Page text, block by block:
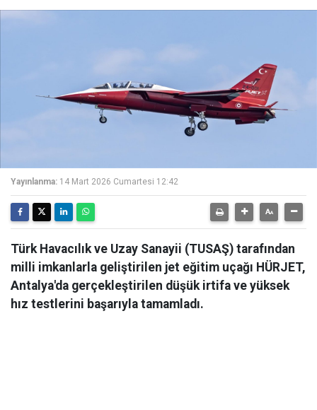
Yayınlanma: 14 Mart 2026 Cumartesi 12:42
Türk Havacılık ve Uzay Sanayii (TUSAŞ) tarafından
milli imkanlarla geliştirilen jet eğitim uçağı HÜRJET,
Antalya'da gerçekleştirilen düşük irtifa ve yüksek
hız testlerini başarıyla tamamladı.